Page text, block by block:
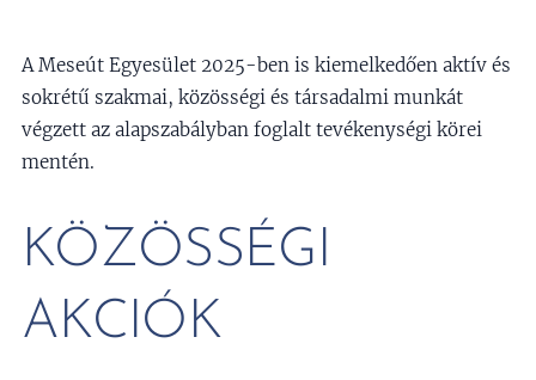
A Meseút Egyesület 2025-ben is kiemelkedően aktív és
sokrétű szakmai, közösségi és társadalmi munkát
végzett az alapszabályban foglalt tevékenységi körei
mentén.
KÖZÖSSÉGI
AKCIÓK